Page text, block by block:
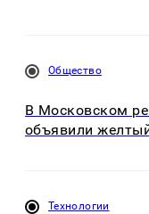
Общество
В Московском
объявили
Технологии